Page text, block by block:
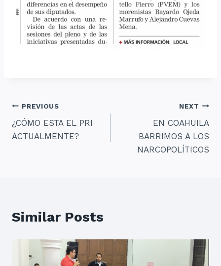
Navegación
de
PREVIOUS
¿CÓMO ESTA EL PRI
ACTUALMENTE?
NEXT
EN COAHUILA
BARRIMOS A LOS
NARCOPOLÍTICOS
Similar Posts